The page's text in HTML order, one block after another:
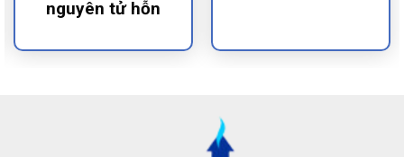
nguyên tử hỗn
hình rẻ quạt inox